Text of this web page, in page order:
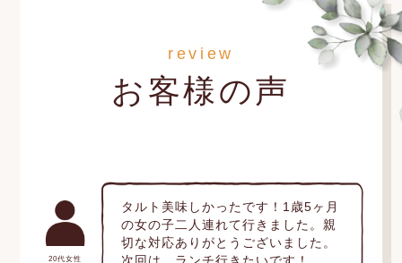
review
お客様の声
20代女性
タルト美味しかったです！1歳5ヶ月
の女の子二人連れて行きました。親
切な対応ありがとうございました。